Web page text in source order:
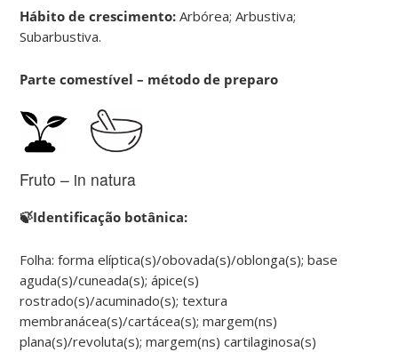
Hábito de crescimento:Arbórea; Arbustiva;
Subarbustiva.
Parte comestível – método de preparo
Fruto – in natura
🍃Identificação botânica:
Folha: forma elíptica(s)/obovada(s)/oblonga(s); base
aguda(s)/cuneada(s); ápice(s)
rostrado(s)/acuminado(s); textura
membranácea(s)/cartácea(s); margem(ns)
plana(s)/revoluta(s); margem(ns) cartilaginosa(s)